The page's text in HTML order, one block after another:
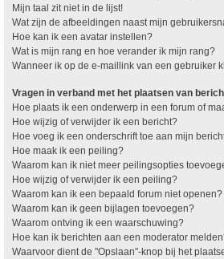
Mijn taal zit niet in de lijst!
Wat zijn de afbeeldingen naast mijn
Hoe kan ik een avatar instellen?
Wat is mijn rang en hoe verander ik mijn rang?
Wanneer ik op de e-maillink van een gebruiker
Vragen in verband met het plaatsen van
Hoe plaats ik een onderwerp in een forum of
Hoe wijzig of verwijder ik een bericht?
Hoe voeg ik een onderschrift toe aan mijn
Hoe maak ik een peiling?
Waarom kan ik niet meer peilingsopties
Hoe wijzig of verwijder ik een peiling?
Waarom kan ik een bepaald forum niet openen?
Waarom kan ik geen bijlagen toevoegen?
Waarom ontving ik een waarschuwing?
Hoe kan ik berichten aan een moderator
Waarvoor dient de "Opslaan"-knop bij het